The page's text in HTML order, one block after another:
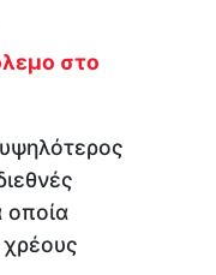
στο
οποία
χρέους